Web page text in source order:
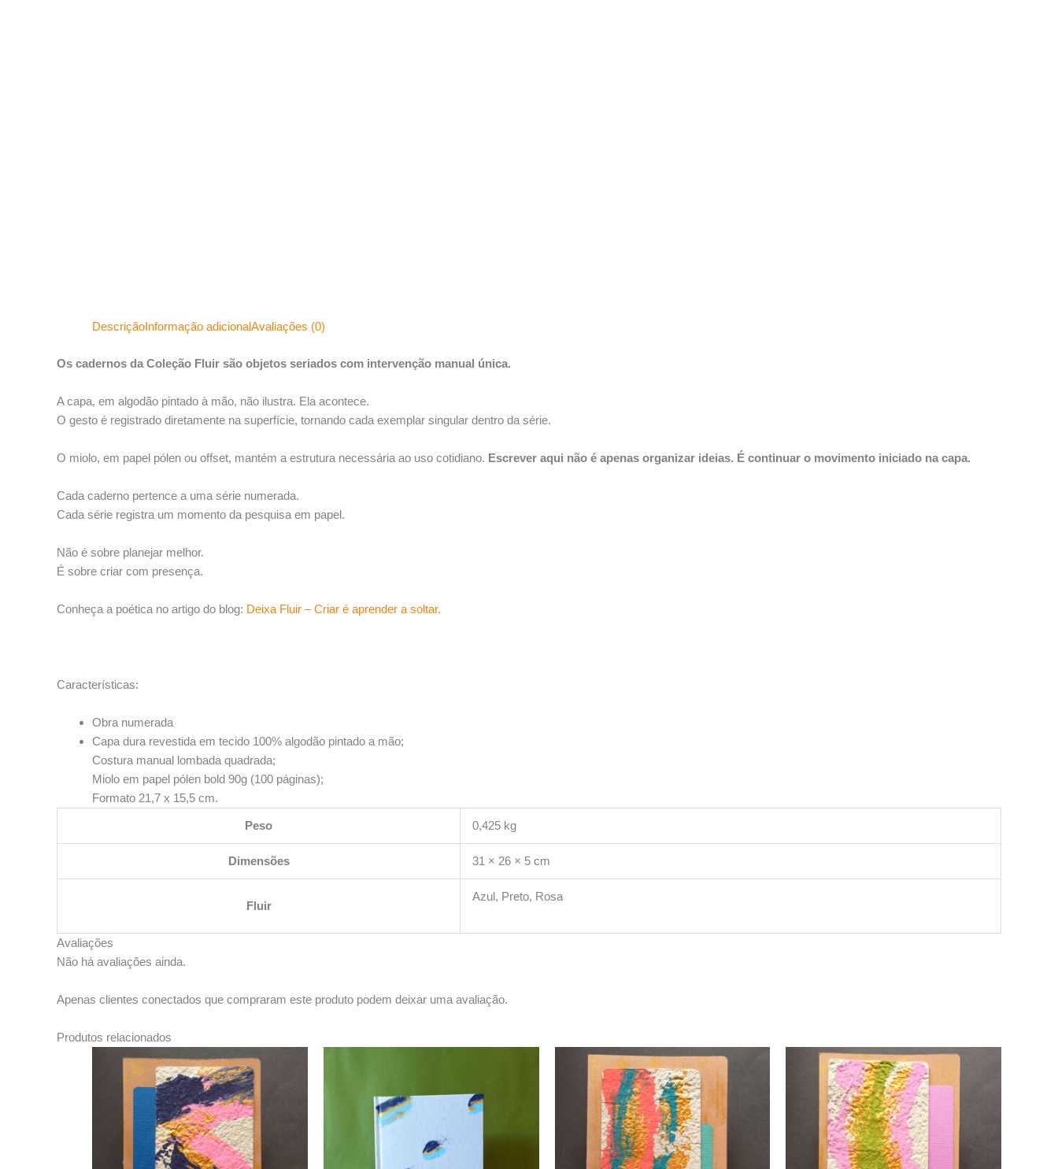
DescriçãoInformação adicionalAvaliações (0)
Os cadernos da Coleção Fluir são objetos seriados com intervenção manual única.
A capa, em algodão pintado à mão, não ilustra. Ela acontece.
O gesto é registrado diretamente na superfície, tornando cada exemplar singular dentro da série.
O miolo, em papel pólen ou offset, mantém a estrutura necessária ao uso cotidiano. Escrever aqui não é apenas organizar ideias. É continuar o movimento iniciado na capa.
Cada caderno pertence a uma série numerada.
Cada série registra um momento da pesquisa em papel.
Não é sobre planejar melhor.
É sobre criar com presença.
Conheça a poética no artigo do blog: Deixa Fluir – Criar é aprender a soltar.
Características:
Obra numerada
Capa dura revestida em tecido 100% algodão pintado a mão;
Costura manual lombada quadrada;
Miolo em papel pólen bold 90g (100 páginas);
Formato 21,7 x 15,5 cm.
Peso 0,425 kg
Dimensões 31 × 26 × 5 cm
Fluir
Azul, Preto, Rosa
Avaliações
Não há avaliações ainda.
Apenas clientes conectados que compraram este produto podem deixar uma avaliação.
Produtos relacionados